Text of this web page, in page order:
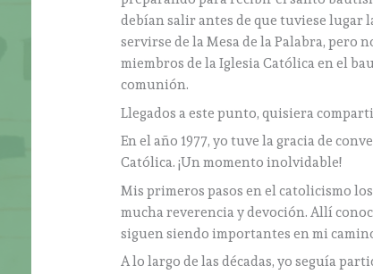
debían salir antes de que tuviese lugar
servirse de la Mesa de la Palabra, pero
miembros de la Iglesia Católica en el
comunión.
Llegados a este punto, quisiera
En el año 1977, yo tuve la gracia de
Católica. ¡Un momento inolvidable!
Mis primeros pasos en el catolicismo
mucha reverencia y devoción. Allí
siguen siendo importantes en mi
A lo largo de las décadas, yo seguía